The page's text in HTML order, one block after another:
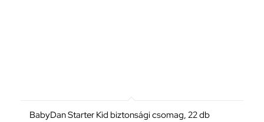
BabyDan Starter Kid biztonsági csomag, 22 db